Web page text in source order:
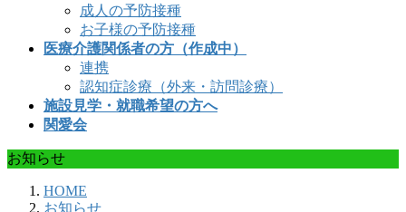
成人の予防接種
お子様の予防接種
医療介護関係者の方（作成中）
連携
認知症診療（外来・訪問診療）
施設見学・就職希望の方へ
関愛会
お知らせ
HOME
お知らせ